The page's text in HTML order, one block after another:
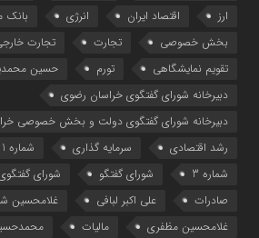
ارز
اقتصاد ایران انرژی
بانک
بخش خصوصی
تجارت تجارت
تقویم نمایشگاهی
تورم
حسین
دبیرخانه شورای گفتگوی خراسان رضوی
دبیرخانه شورای گفتگوی دولت و بخش خصوصی
رشد اقتصادی
سرمایه گذاری شماره 1
شماره 3
شورای گفتگو
شورای
صادرات
علی اکبر لبافی
غلامحسین
غلامحسین مظفری
مالیات